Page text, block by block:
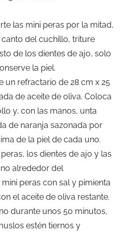
las mini peras por la mitad,
del cuchillo, triture
de los dientes de ajo, solo
la piel.
un refractario de 28 cm x 25
de aceite de oliva. Coloca
y, con las manos, unta
de naranja sazonada por
de la piel de cada uno.
los dientes de ajo y las
alrededor del
peras con sal y pimienta
el aceite de oliva restante.
durante unos 50 minutos,
estén tiernos y